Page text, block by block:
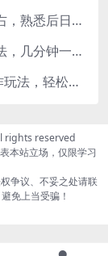
网创项目，刚上手日收益300-500左右，熟悉后日收益1500-3000
外面收费980，短剧推广最新搬运玩法，几分钟一个作品，日入1000
拼多多店铺虚拟项目，教科书式操作玩法，轻松月入1000
rights reserved
本站立场，仅限学习
争议、不妥之处请联
免上当受骗！